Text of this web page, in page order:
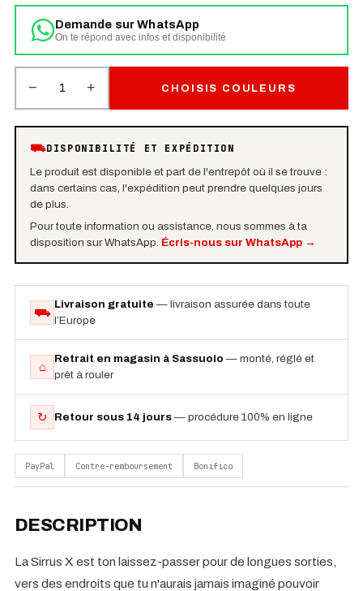
Demande sur WhatsApp
On te répond avec infos et disponibilité
− 1 + CHOISIS COULEURS
⛟DISPONIBILITÉ ET EXPÉDITION
Le produit est disponible et part de l'entrepôt où il se trouve :
dans certains cas, l'expédition peut prendre quelques jours
de plus.
Pour toute information ou assistance, nous sommes à ta
disposition sur WhatsApp. Écris-nous sur WhatsApp→
⛟
Livraison gratuite — livraison assurée dans toute
l’Europe
⌂
Retrait en magasin à Sassuolo — monté, réglé et
prêt à rouler
↻ Retour sous 14 jours — procédure 100% en ligne
PayPal Contre-remboursement Bonifico
DESCRIPTION
La Sirrus X est ton laissez-passer pour de longues sorties,
vers des endroits que tu n'aurais jamais imaginé pouvoir